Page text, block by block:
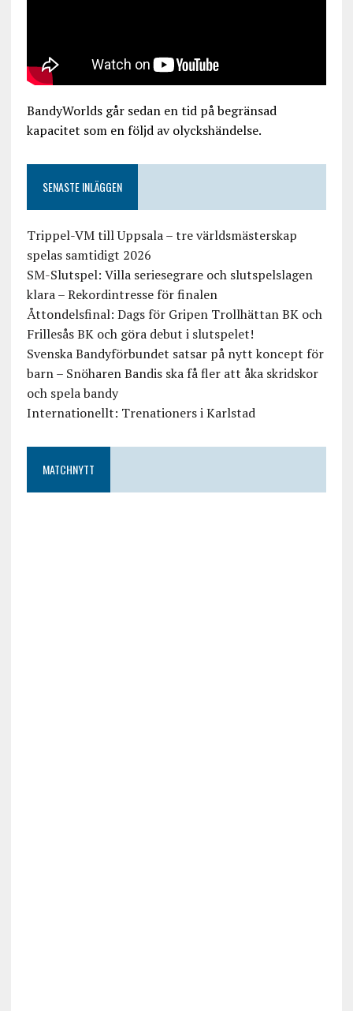
BandyWorlds går sedan en tid på begränsad
kapacitet som en följd av olyckshändelse.
SENASTE INLÄGGEN
Trippel-VM till Uppsala – tre världsmästerskap
spelas samtidigt 2026
SM-Slutspel: Villa seriesegrare och slutspelslagen
klara – Rekordintresse för finalen
Åttondelsfinal: Dags för Gripen Trollhättan BK och
Frillesås BK och göra debut i slutspelet!
Svenska Bandyförbundet satsar på nytt koncept för
barn – Snöharen Bandis ska få fler att åka skridskor
och spela bandy
Internationellt: Trenationers i Karlstad
MATCHNYTT